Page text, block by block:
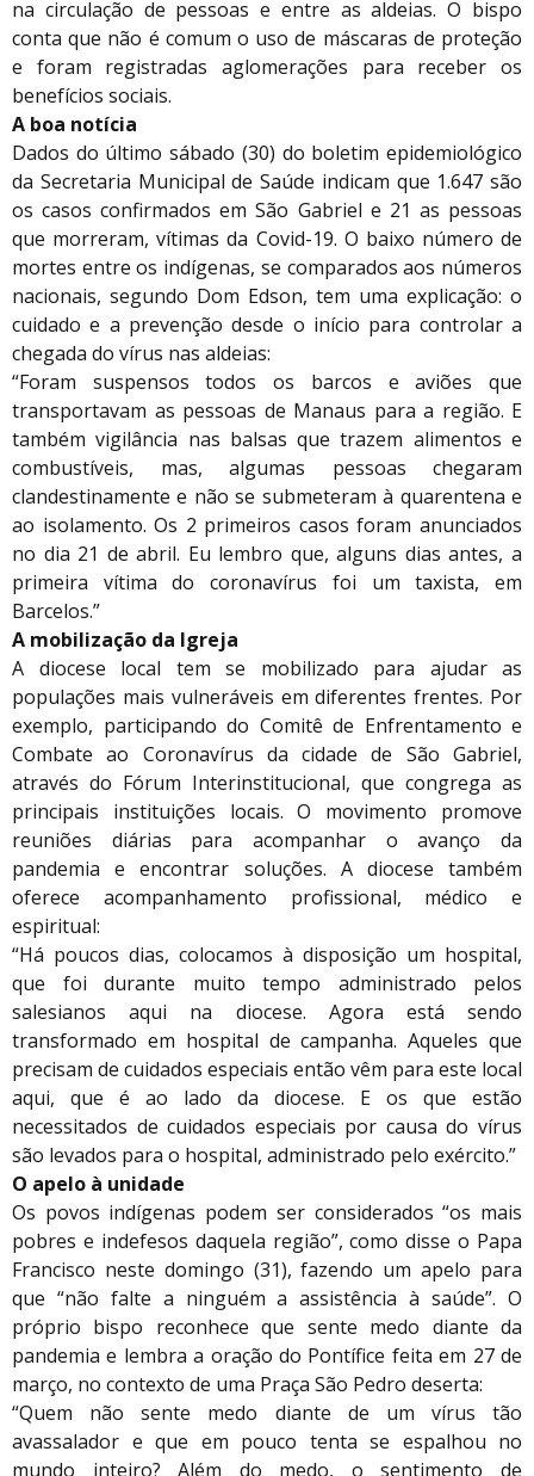
na circulação de pessoas e entre as aldeias. O bispo
conta que não é comum o uso de máscaras de proteção
e foram registradas aglomerações para receber os
benefícios sociais.
A boa notícia
Dados do último sábado (30) do boletim epidemiológico
da Secretaria Municipal de Saúde indicam que 1.647 são
os casos confirmados em São Gabriel e 21 as pessoas
que morreram, vítimas da Covid-19. O baixo número de
mortes entre os indígenas, se comparados aos números
nacionais, segundo Dom Edson, tem uma explicação: o
cuidado e a prevenção desde o início para controlar a
chegada do vírus nas aldeias:
“Foram suspensos todos os barcos e aviões que
transportavam as pessoas de Manaus para a região. E
também vigilância nas balsas que trazem alimentos e
combustíveis, mas, algumas pessoas chegaram
clandestinamente e não se submeteram à quarentena e
ao isolamento. Os 2 primeiros casos foram anunciados
no dia 21 de abril. Eu lembro que, alguns dias antes, a
primeira vítima do coronavírus foi um taxista, em
Barcelos.”
A mobilização da Igreja
A diocese local tem se mobilizado para ajudar as
populações mais vulneráveis em diferentes frentes. Por
exemplo, participando do Comitê de Enfrentamento e
Combate ao Coronavírus da cidade de São Gabriel,
através do Fórum Interinstitucional, que congrega as
principais instituições locais. O movimento promove
reuniões diárias para acompanhar o avanço da
pandemia e encontrar soluções. A diocese também
oferece acompanhamento profissional, médico e
espiritual:
“Há poucos dias, colocamos à disposição um hospital,
que foi durante muito tempo administrado pelos
salesianos aqui na diocese. Agora está sendo
transformado em hospital de campanha. Aqueles que
precisam de cuidados especiais então vêm para este local
aqui, que é ao lado da diocese. E os que estão
necessitados de cuidados especiais por causa do vírus
são levados para o hospital, administrado pelo exército.”
O apelo à unidade
Os povos indígenas podem ser considerados “os mais
pobres e indefesos daquela região”, como disse o Papa
Francisco neste domingo (31), fazendo um apelo para
que “não falte a ninguém a assistência à saúde”. O
próprio bispo reconhece que sente medo diante da
pandemia e lembra a oração do Pontífice feita em 27 de
março, no contexto de uma Praça São Pedro deserta:
“Quem não sente medo diante de um vírus tão
avassalador e que em pouco tenta se espalhou no
mundo inteiro? Além do medo, o sentimento de